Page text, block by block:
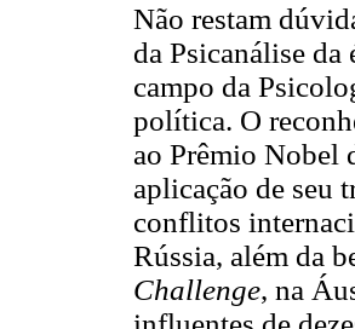
Não restam
da Psicanálise
campo da
política. O
ao Prêmio Nobel
aplicação de seu
conflitos
Rússia, além da
Challenge, na